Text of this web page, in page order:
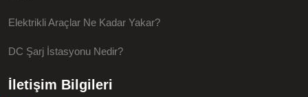
Elektrikli Araçlar Ne Kadar Yakar?
DC Şarj İstasyonu Nedir?
İletişim Bilgileri